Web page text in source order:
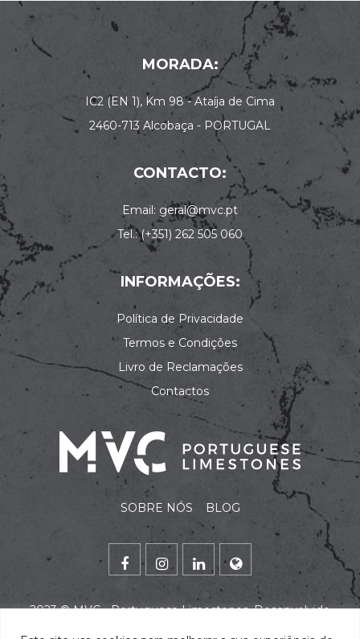
MORADA:
IC2 (EN 1), Km 98 - Ataíja de Cima
2460-713 Alcobaça - PORTUGAL
CONTACTO:
Email: geral@mvc.pt
Tel.: (+351) 262 505 060
INFORMAÇÕES:
Política de Privacidade
Termos e Condições
Livro de Reclamações
Contactos
SOBRE NÓS BLOG
2023 ©MVC - Portuguese Limestones. Desenvolvido